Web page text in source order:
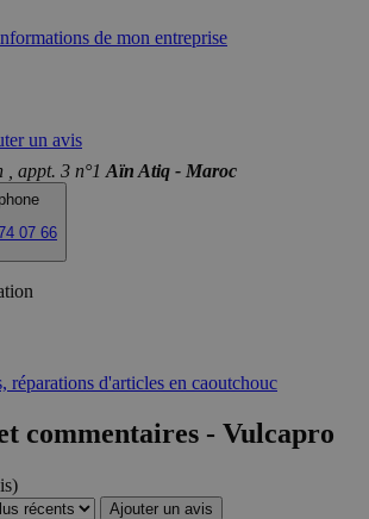
de mon entreprise
un avis
, appt. 3 n°1 Aïn Atiq - Maroc
07 66
réparations d'articles en caoutchouc
commentaires - Vulcapro
Ajouter un avis